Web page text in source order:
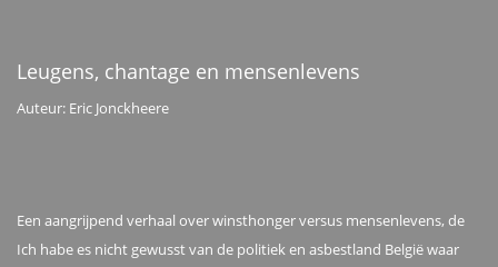
Leugens, chantage en mensenlevens
Auteur: Eric Jonckheere
Een aangrijpend verhaal over winsthonger versus mensenlevens, de
Ich habe es nicht gewusst van de politiek en asbestland België waar